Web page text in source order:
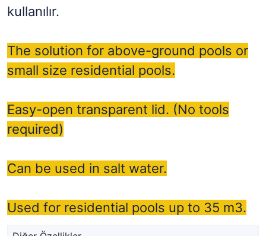
kullanılır.
The solution for above-ground pools or
small size residential pools.
Easy-open transparent lid. (No tools
required)
Can be used in salt water.
Used for residential pools up to 35 m3.